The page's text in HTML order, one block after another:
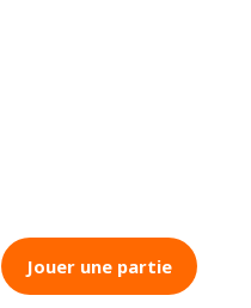
Jouer une partie